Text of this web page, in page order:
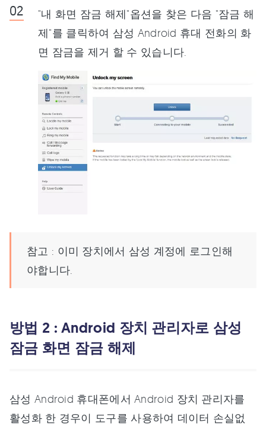
"내 화면 잠금 해제"옵션을 찾은 다음 "잠금 해
제"를 클릭하여 삼성 Android 휴대 전화의 화
면 잠금을 제거 할 수 있습니다.
참고 : 이미 장치에서 삼성 계정에 로그인해
야합니다.
방법 2 : Android 장치 관리자로 삼성
잠금 화면 잠금 해제
삼성 Android 휴대폰에서 Android 장치 관리자를
활성화 한 경우이 도구를 사용하여 데이터 손실없